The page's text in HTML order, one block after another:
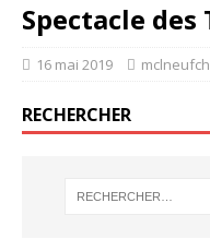
Spectacle des
16 mai 2019
RECHERCHER